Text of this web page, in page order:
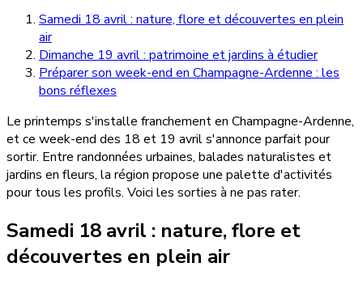
Samedi 18 avril : nature, flore et découvertes en plein
air
Dimanche 19 avril : patrimoine et jardins à étudier
Préparer son week-end en Champagne-Ardenne : les
bons réflexes
Le printemps s'installe franchement en Champagne-Ardenne,
et ce week-end des 18 et 19 avril s'annonce parfait pour
sortir. Entre randonnées urbaines, balades naturalistes et
jardins en fleurs, la région propose une palette d'activités
pour tous les profils. Voici les sorties à ne pas rater.
Samedi 18 avril : nature, flore et
découvertes en plein air